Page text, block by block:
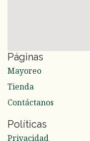
Páginas
Mayoreo
Tienda
Contáctanos
Políticas
Privacidad